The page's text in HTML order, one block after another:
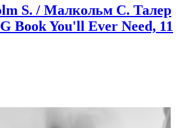
S. / Малкольм С. Талер
Book You'll Ever Need, 11